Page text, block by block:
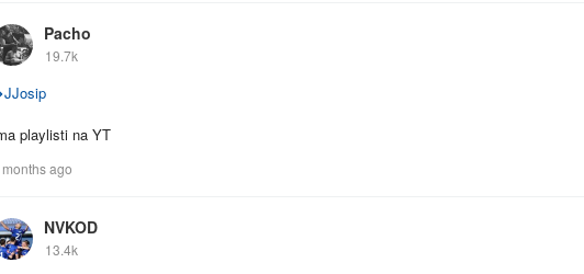
Pacho
19.7k
JJosip
playlisti na YT
ago
NVKOD
13.4k